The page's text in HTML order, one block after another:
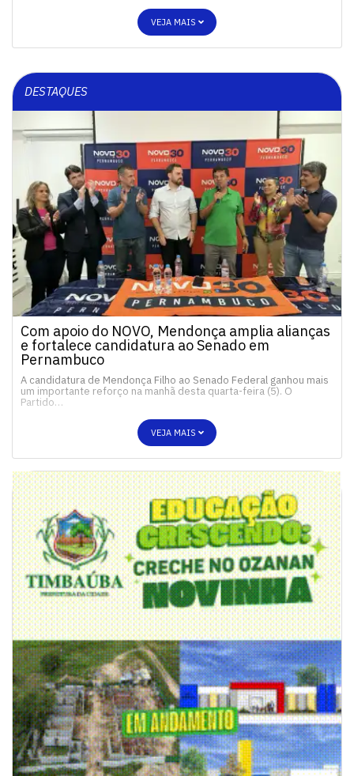
VEJA MAIS
DESTAQUES
Com apoio do NOVO, Mendonça amplia alianças
e fortalece candidatura ao Senado em
Pernambuco
A candidatura de Mendonça Filho ao Senado Federal ganhou mais
um importante reforço na manhã desta quarta-feira (5). O
Partido…
VEJA MAIS